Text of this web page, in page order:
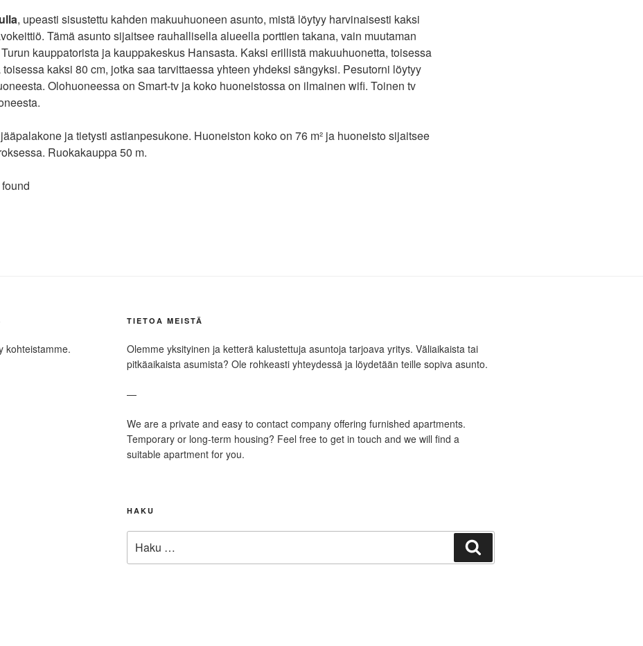
, upeasti sisustettu kahden makuuhuoneen asunto, mistä löytyy harvinaisesti kaksi
Tämä asunto sijaitsee rauhallisella alueella porttien takana, vain muutaman
kauppatorista ja kauppakeskus Hansasta. Kaksi erillistä makuuhuonetta, toisessa
kaksi 80 cm, jotka saa tarvittaessa yhteen yhdeksi sängyksi. Pesutorni löytyy
Olohuoneessa on Smart-tv ja koko huoneistossa on ilmainen wifi. Toinen tv
ja tietysti astianpesukone. Huoneiston koko on 76 m² ja huoneisto sijaitsee
Ruokakauppa 50 m.
kohteistamme.
TIETOA MEISTÄ
Olemme yksityinen ja ketterä kalustettuja asuntoja tarjoava yritys. Väliaikaista tai
pitkäaikaista asumista? Ole rohkeasti yhteydessä ja löydetään teille sopiva asunto.
—
We are a private and easy to contact company offering furnished apartments.
Temporary or long-term housing? Feel free to get in touch and we will find a
suitable apartment for you.
HAKU